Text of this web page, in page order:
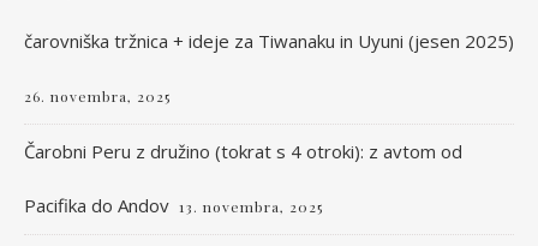
čarovniška tržnica + ideje za Tiwanaku in Uyuni (jesen 2025)
26. novembra, 2025
Čarobni Peru z družino (tokrat s 4 otroki): z avtom od
Pacifika do Andov 13. novembra, 2025